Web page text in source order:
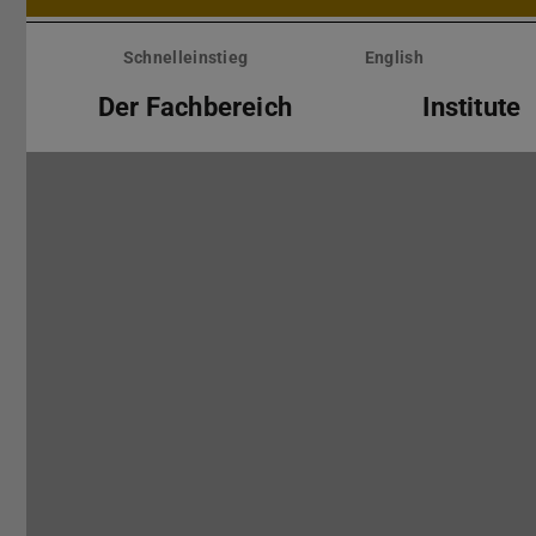
Menü
überspringenSchnelleinstieg English
Der Fachbereich Institute